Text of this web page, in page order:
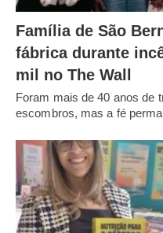
Família de São
fábrica durante
mil no The Wall
Foram mais de 40 anos de
escombros, mas a fé